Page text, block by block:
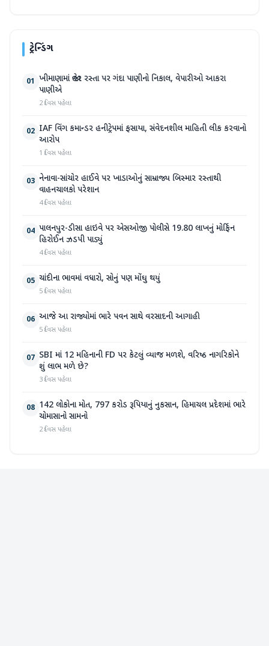
ટ્રેન્ડિંગ
01 ખીમાણામાં જાહેર રસ્તા પર ગંદા પાણીનો નિકાલ, વેપારીઓ આકરા
પાણીએ
2 દિવસ પહેલા
02 IAF વિંગ કમાન્ડર હનીટ્રેપમાં ફસાયા, સંવેદનશીલ માહિતી લીક કરવાનો
આરોપ
1 દિવસ પહેલા
03 નેનાવા-સાંચોર હાઈવે પર ખાડાઓનું સામ્રાજ્ય બિસ્માર રસ્તાથી
વાહનચાલકો પરેશાન
4 દિવસ પહેલા
04 પાલનપુર-ડીસા હાઇવે પર એસઓજી પોલીસે 19.80 લાખનું મોર્ફિન
હિરોઈન ઝડપી પાડ્યું
4 દિવસ પહેલા
05 ચાંદીના ભાવમાં વધારો, સોનું પણ મોંઘુ થયું
5 દિવસ પહેલા
06 આજે આ રાજ્યોમાં ભારે પવન સાથે વરસાદની આગાહી
5 દિવસ પહેલા
07 SBI માં 12 મહિનાની FD પર કેટલું વ્યાજ મળશે, વરિષ્ઠ નાગરિકોને
શું લાભ મળે છે?
3 દિવસ પહેલા
08 142 લોકોના મોત, 797 કરોડ રૂપિયાનું નુકસાન, હિમાચલ પ્રદેશમાં ભારે
ચોમાસાનો સામનો
2 દિવસ પહેલા